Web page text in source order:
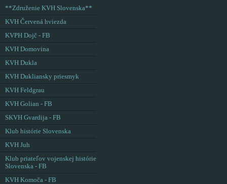
**Združenie KVH Slovenska**
KVH Červená hviezda
KVPH Dojč - FB
KVH Domovina
KVH Dukla
KVH Dukliansky priesmyk
KVH Feldgrau
KVH Golian - FB
SKVH Gvardija - FB
Klub histórie Slovenska
KVH Juh
Klub priateľov vojenskej histórie
Slovenska - FB
KVH Komoča - FB